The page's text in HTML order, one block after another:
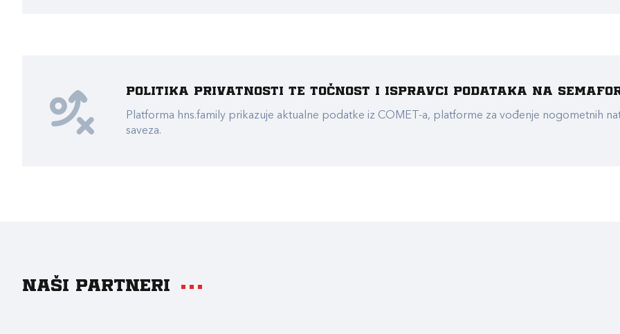
Politika privatnosti te točnost i ispravci podataka na
Platforma hns.family prikazuje aktualne podatke iz COMET-a, platforme za vođenje nogometnih
saveza.
Naši partneri